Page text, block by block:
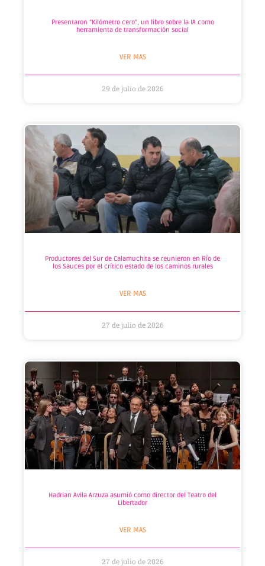
Presentaron “Kilómetro cero”, un libro sobre la IA como
herramienta de transformación social
VER MAS
29 de julio de 2026
​Productores del Sur de Calamuchita se reunieron en Río de
los Sauces por el crítico estado de los caminos rurales
VER MAS
27 de julio de 2026
Hadrian Avila Arzuza asumió como director del Teatro del
Libertador
VER MAS
27 de julio de 2026